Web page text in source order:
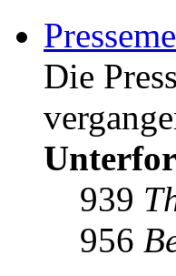
Die
939
956